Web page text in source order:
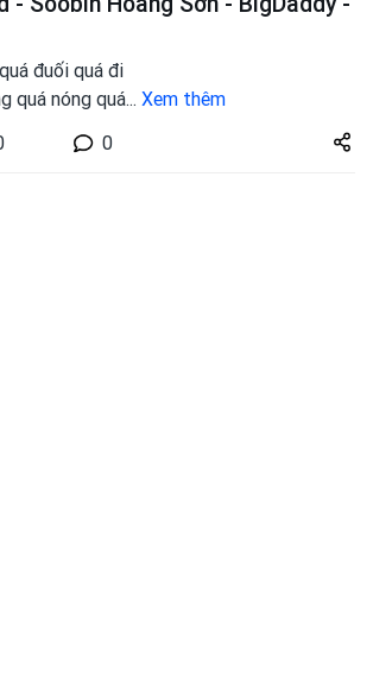
đuối quá đi
quá nóng quá... Xem thêm
0
Share
zuto.vn